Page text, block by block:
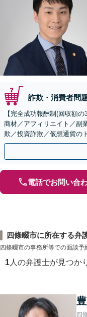
詐欺・消費者問
【完全成功報酬制(回収額
商材／アフィリエイト／副
欺／投資詐欺／仮想通貨の
のみで解決も可能！
電話でお問い合
四條畷市に所在する弁
四條畷市の事務所等での面談予
1 人の弁護士が見つか
四